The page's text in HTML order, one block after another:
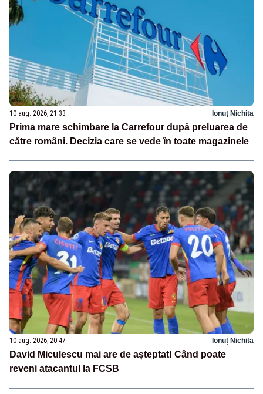
10 aug. 2026, 21:33 Ionuț Nichita
Prima mare schimbare la Carrefour după preluarea de
către români. Decizia care se vede în toate magazinele
10 aug. 2026, 20:47 Ionuț Nichita
David Miculescu mai are de așteptat! Când poate
reveni atacantul la FCSB